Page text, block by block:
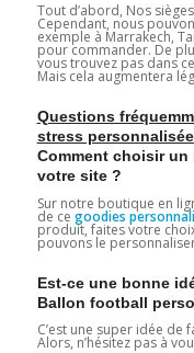
Tout d’abord, Nos
Cependant, nous
exemple à Marrakech,
pour commander. De
vous trouvez pas dans
Mais cela augmentera
Questions
stress
Comment choisir
votre site ?
Sur notre boutique en
de ce goodies
produit, faites votre
pouvons le
Est-ce une bonne
Ballon football
C’est une super idée
Alors, n’hésitez pas à